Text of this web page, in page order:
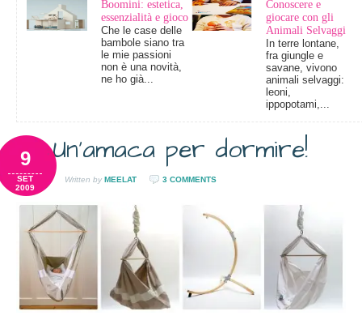
Boomini: estetica,
essenzialità e gioco
Che le case delle
bambole siano tra
le mie passioni
non è una novità,
ne ho già...
Conoscere e
giocare con gli
Animali Selvaggi
In terre lontane,
fra giungle e
savane, vivono
animali selvaggi:
leoni,
ippopotami,...
Un’amaca per dormire!
9
SET
2009
Written by MEELAT 3 COMMENTS